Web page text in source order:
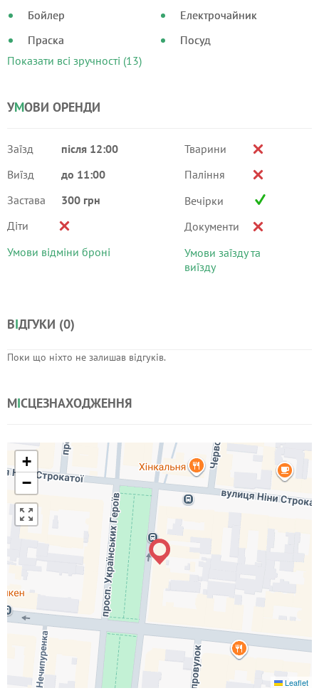
Бойлер
Праска
Електрочайник
Посуд
Показати всі зручності (13)
УМОВИ ОРЕНДИ
Заїзд
після 12:00
Виїзд
до 11:00
Застава
300 грн
Діти
Умови відміни броні
Тварини
Паління
Вечірки
Документи
Умови заїзду та
виїзду
ВІДГУКИ (0)
Поки що ніхто не залишав відгуків.
МІСЦЕЗНАХОДЖЕННЯ
+
−
Leaflet